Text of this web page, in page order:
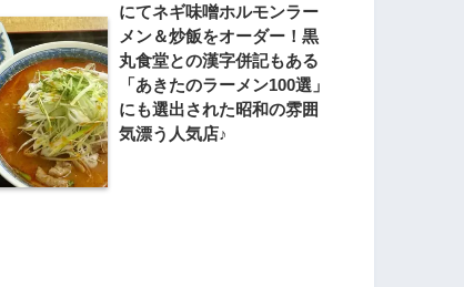
にてネギ味噌ホルモンラー
メン＆炒飯をオーダー！黒
丸食堂との漢字併記もある
「あきたのラーメン100選」
にも選出された昭和の雰囲
気漂う人気店♪